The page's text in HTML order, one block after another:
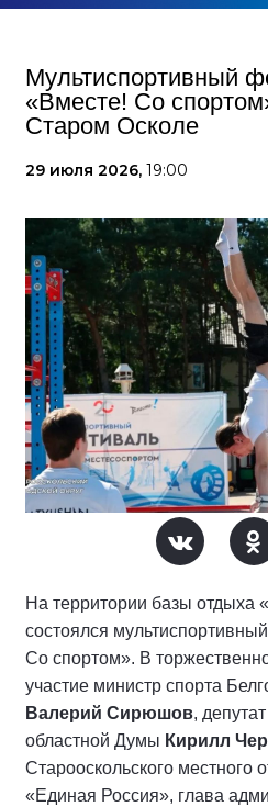
Мультиспортивный
«Вместе! Со
Старом Осколе
29 июля 2026, 19:00
На территории базы отдыха
состоялся
Со спортом». В
участие министр спорта
Валерий Сирюшов,
областной Думы Кирилл
Старооскольского местного
«Единая Россия», глава